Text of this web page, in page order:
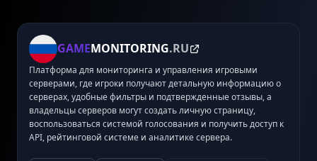
GAMEMONITORING.RU
Платформа для мониторинга и управления игровыми
серверами, где игроки получают детальную информацию о
серверах, удобные фильтры и подтвержденные отзывы, а
владельцы серверов могут создать личную страницу,
воспользоваться системой голосования и получить доступ к
API, рейтинговой системе и аналитике сервера.